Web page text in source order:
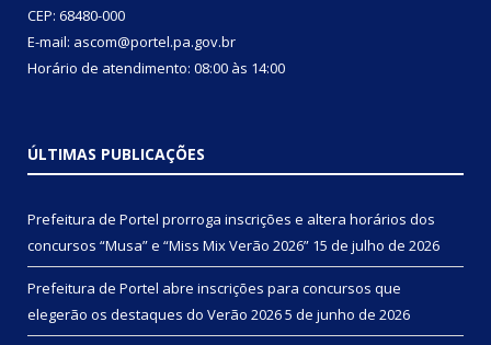
CEP: 68480-000
E-mail: ascom@portel.pa.gov.br
Horário de atendimento: 08:00 às 14:00
ÚLTIMAS PUBLICAÇÕES
Prefeitura de Portel prorroga inscrições e altera horários dos
concursos “Musa” e “Miss Mix Verão 2026” 15 de julho de 2026
Prefeitura de Portel abre inscrições para concursos que
elegerão os destaques do Verão 20265 de junho de 2026